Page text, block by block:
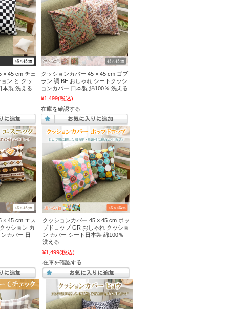
× 45 cm チェ
ン と クッ
本製 洗える
クッションカバー 45 × 45 cm ゴブ
ラン 調 BE おしゃれ シートクッシ
ョンカバー 日本製 綿100％ 洗える
¥1,499(税込)
在庫を確認する
× 45 cm エス
ッション カ
カバー 日
クッションカバー 45 × 45 cm ポッ
プドロップ GR おしゃれ クッショ
ン カバー シート日本製 綿100％
洗える
¥1,499(税込)
在庫を確認する